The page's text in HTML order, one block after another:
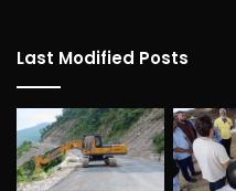
Last Modified Posts